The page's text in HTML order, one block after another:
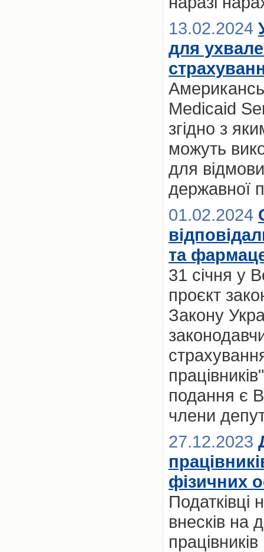
13.02.2024
для
Medicaid
згідно з
можуть
для
державної
01.02.2024
та
31 січня у
проєкт
Закону
подання є
члени
27.12.2023
фізичних
внесків на
працівників